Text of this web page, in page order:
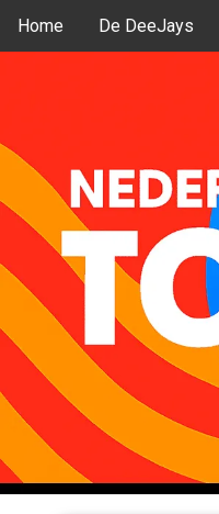
Home De DeeJays